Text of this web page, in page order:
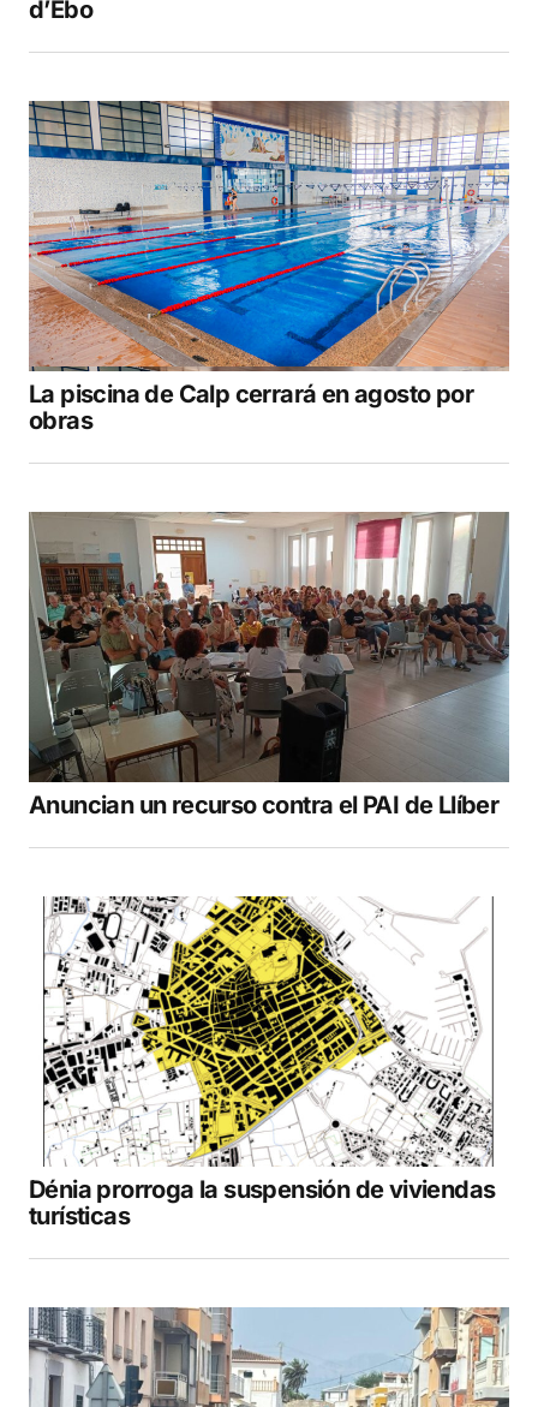
d’Ebo
La piscina de Calp cerrará en agosto por
obras
Anuncian un recurso contra el PAI de Llíber
Dénia prorroga la suspensión de viviendas
turísticas